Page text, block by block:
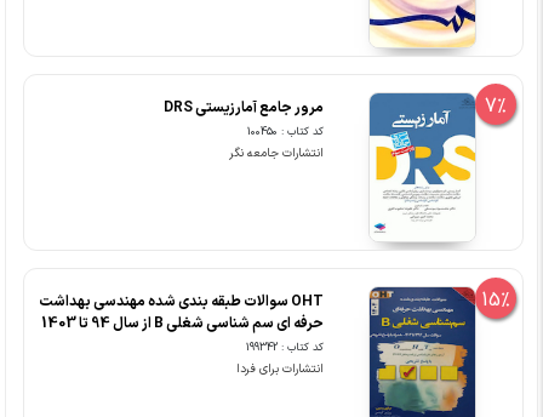
7% مرور جامع آمارزیستی DRS
کد کتاب : 100450
انتشارات جامعه نگر
15%
OHT سوالات طبقه بندی شده مهندسی بهداشت
حرفه ای سم شناسی شغلی B از سال 94 تا 1403
کد کتاب : 199342
انتشارات برای فردا